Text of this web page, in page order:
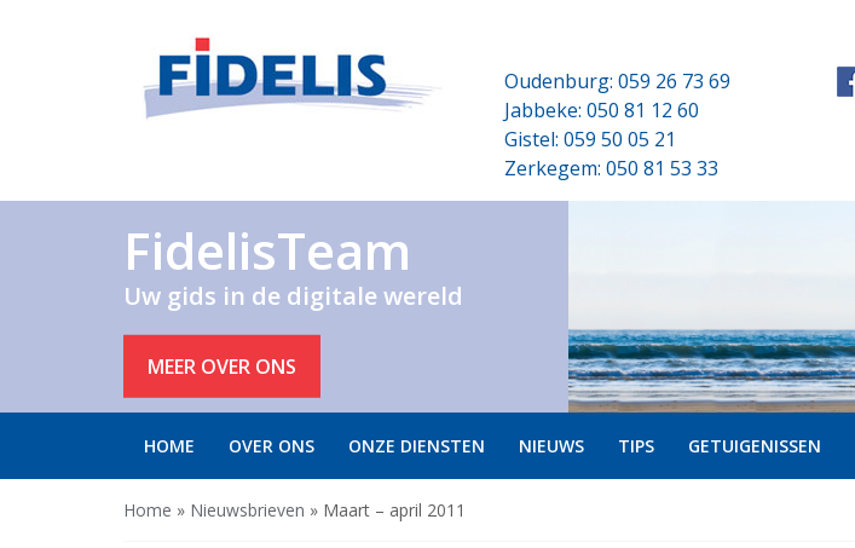
Oudenburg: 059 26 73 69
Jabbeke: 050 81 12 60
Gistel: 059 50 05 21
Zerkegem: 050 81 53 33
FidelisTeam
Uw gids in de digitale wereld
MEER OVER ONS
HOME OVER ONS ONZE DIENSTEN NIEUWS TIPS GETUIGENISSEN
Home » Nieuwsbrieven » Maart – april 2011